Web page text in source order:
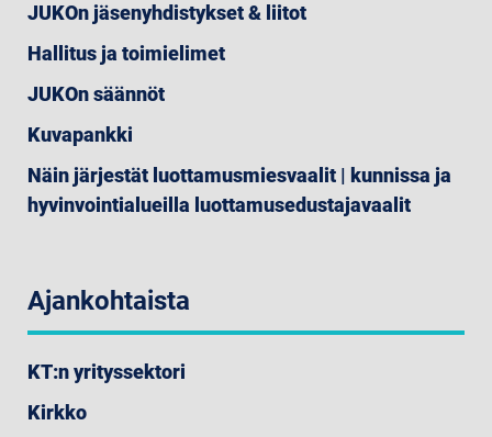
JUKOn jäsenyhdistykset & liitot
Hallitus ja toimielimet
JUKOn säännöt
Kuvapankki
Näin järjestät luottamusmiesvaalit | kunnissa ja
hyvinvointialueilla luottamusedustajavaalit
Ajankohtaista
KT:n yrityssektori
Kirkko